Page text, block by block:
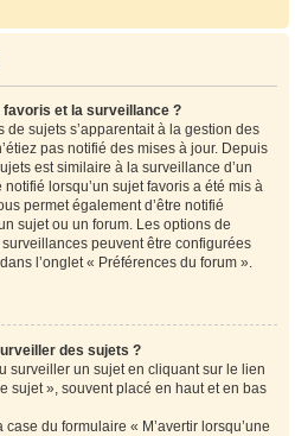
et la surveillance ?
sujets s’apparentait à la gestion des
pas notifié des mises à jour. Depuis
est similaire à la surveillance d’un
lorsqu’un sujet favoris a été mis à
permet également d’être notifié
sujet ou un forum. Les options de
peuvent être configurées
l’onglet « Préférences du forum ».
des sujets ?
surveiller un sujet en cliquant sur le lien
sujet », souvent placé en haut et en bas
du formulaire « M’avertir lorsqu’une